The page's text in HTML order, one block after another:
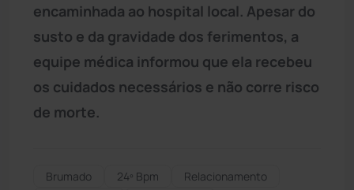
encaminhada ao hospital local. Apesar do
susto e da gravidade dos ferimentos, a
equipe médica informou que ela recebeu
os cuidados necessários e não corre risco
de morte.
Brumado 24º Bpm
Relacionamento